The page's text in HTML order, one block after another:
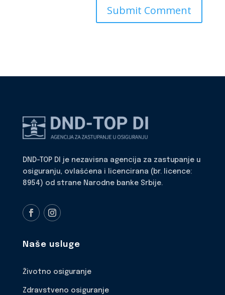
DND-TOP DI je nezavisna agencija za zastupanje u
osiguranju, ovlašćena i licencirana (br. licence:
8954) od strane Narodne banke Srbije.
Naše usluge
Životno osiguranje
Zdravstveno osiguranje